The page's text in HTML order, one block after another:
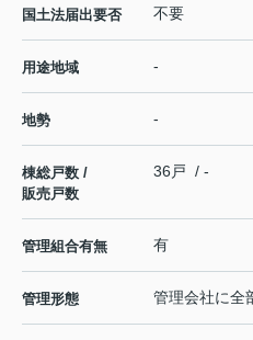
国土法届出要否 不要
用途地域 -
地勢 -
棟総戸数 /
販売戸数
36戸 / -
管理組合有無 有
管理形態 管理会社に全